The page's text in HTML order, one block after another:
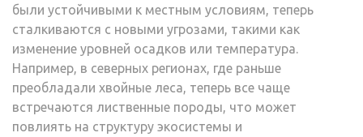
были устойчивыми к местным условиям, теперь
сталкиваются с новыми угрозами, такими как
изменение уровней осадков или температура.
Например, в северных регионах, где раньше
преобладали хвойные леса, теперь все чаще
встречаются лиственные породы, что может
повлиять на структуру экосистемы и